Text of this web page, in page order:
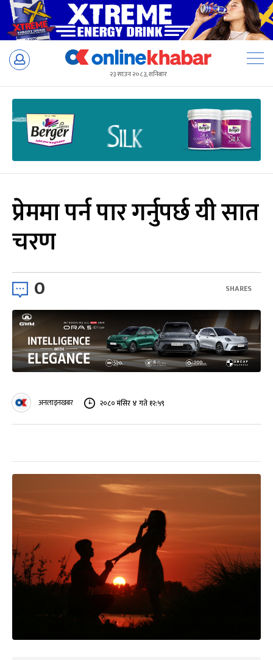
Skip
२३ साउन २०८३, शनिबार
प्रेममा पर्न पार गर्नुपर्छ यी सात
चरण
0 SHARES
अनलाइनखबर २०८० मंसिर ४ गते १२:५९